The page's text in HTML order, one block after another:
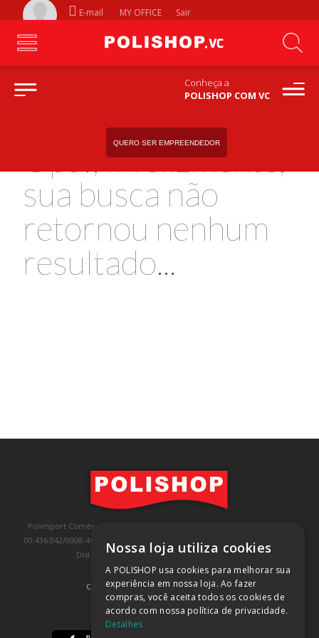
E-mail MY OFFICE Sair
Conheça a
POLISHOP COM VC
QUERO SER EMPREENDEDOR
Ops!, Infelizmente,
sua busca não
retornou nenhum
resultado...
Polimport Comércio e Exportação LTDA, inscrita no CNPJ/MF sob o nº
00.436.042/0008-46, IE 407.458.707.103, com sede na Rua Kanebo, nº 175,
Distrito Industrial, Jundiaí/SP, CEP: 13213-090
COMPRA 100% SEGURA (SAIBA MAIS)
BAIXE NOSSO APP
Nossa loja utiliza cookies
A POLISHOP usa cookies para melhorar sua
experiência em nossa loja. Ao fazer
compras, você aceita todos os cookies de
acordo com nossa política de privacidade.
Detalhes